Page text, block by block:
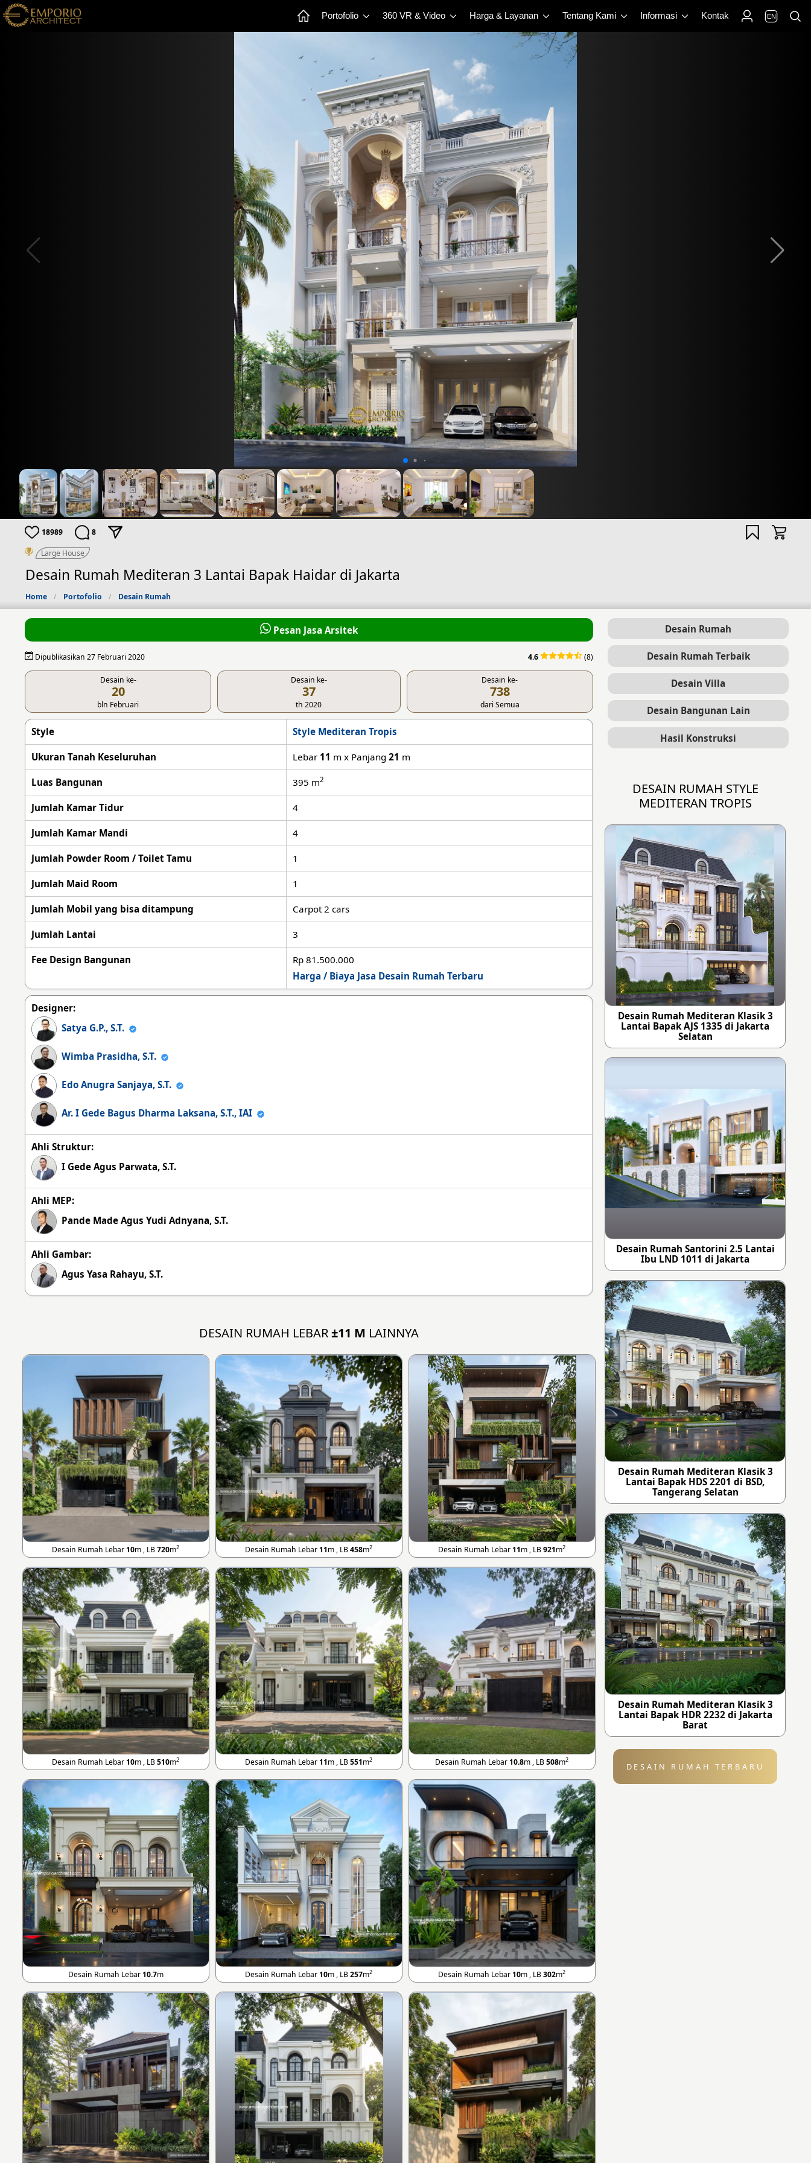
Portofolio 360 VR & Video Harga & Layanan Tentang Kami Informasi Kontak EN
18989 8
Large House
Desain Rumah Mediteran 3 Lantai Bapak Haidar di Jakarta
Home Portofolio Desain Rumah
Pesan Jasa Arsitek
Dipublikasikan 27 Februari 2020 4.6 (8)
Desain ke-
20
bln Februari
Desain ke-
37
th 2020
Desain ke-
738
dari Semua
Style Style Mediteran Tropis
Ukuran Tanah Keseluruhan Lebar 11 m x Panjang21 m
Luas Bangunan 395 m2
Jumlah Kamar Tidur 4
Jumlah Kamar Mandi 4
Jumlah Powder Room / Toilet Tamu 1
Jumlah Maid Room 1
Jumlah Mobil yang bisa ditampung Carpot 2 cars
Jumlah Lantai 3
Fee Design Bangunan
Rp 81.500.000
Harga / Biaya Jasa Desain Rumah Terbaru
Designer:
Satya G.P., S.T.
Wimba Prasidha, S.T.
Edo Anugra Sanjaya, S.T.
Ar. I Gede Bagus Dharma Laksana, S.T., IAI
Ahli Struktur:
I Gede Agus Parwata, S.T.
Ahli MEP:
Pande Made Agus Yudi Adnyana, S.T.
Ahli Gambar:
Agus Yasa Rahayu, S.T.
DESAIN RUMAH LEBAR±11 M LAINNYA
Desain Rumah Lebar 10m , LB720m2 Desain Rumah Lebar 11m , LB458m2 Desain Rumah Lebar 11m , LB921m2
Desain Rumah Lebar 10m , LB510m2 Desain Rumah Lebar 11m , LB551m2 Desain Rumah Lebar 10.8m , LB508m2
Desain Rumah Lebar 10.7m Desain Rumah Lebar 10m , LB257m2 Desain Rumah Lebar 10m , LB302m2
Desain Rumah
Desain Rumah Terbaik
Desain Villa
Desain Bangunan Lain
Hasil Konstruksi
DESAIN RUMAH STYLE
MEDITERAN TROPIS
Desain Rumah Mediteran Klasik 3
Lantai Bapak AJS 1335 di Jakarta
Selatan
Desain Rumah Santorini 2.5 Lantai
Ibu LND 1011 di Jakarta
Desain Rumah Mediteran Klasik 3
Lantai Bapak HDS 2201 di BSD,
Tangerang Selatan
Desain Rumah Mediteran Klasik 3
Lantai Bapak HDR 2232 di Jakarta
Barat
DESAIN RUMAH TERBARU